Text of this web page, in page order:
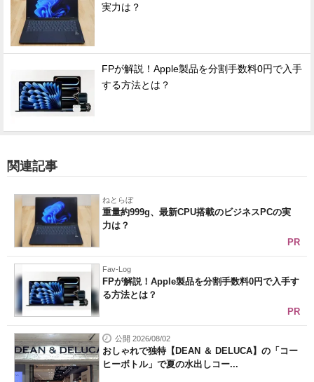
実力は？
FPが解説！Apple製品を分割手数料0円で入手
する方法とは？
関連記事
ねとらぼ
重量約999g、最新CPU搭載のビジネスPCの実
力は？
PR
Fav-Log
FPが解説！Apple製品を分割手数料0円で入手す
る方法とは？
PR
公開 2026/08/02
おしゃれで独特【DEAN ＆ DELUCA】の「コー
ヒーボトル」で夏の水出しコー...